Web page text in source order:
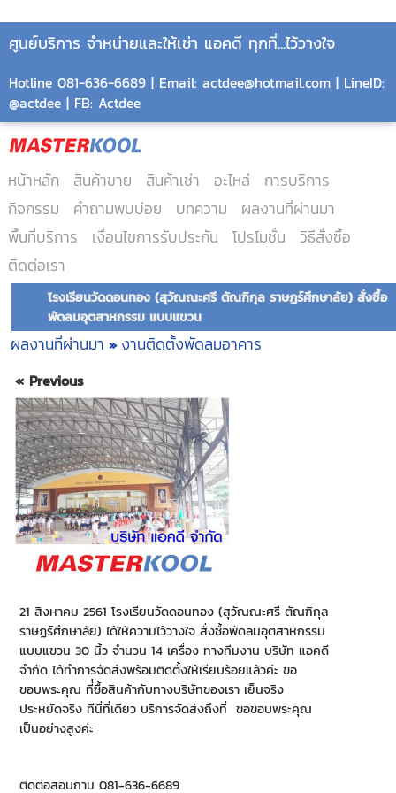
ศูนย์บริการ จำหน่ายและให้เช่า แอคดี ทุกที่...ไว้วางใจ
Hotline 081-636-6689 | Email: actdee@hotmail.com | LineID:
@actdee | FB: Actdee
หน้าหลัก สินค้าขาย สินค้าเช่า อะไหล่
การบริการ
กิจกรรม
คำถามพบบ่อย บทความ
ผลงานที่ผ่านมา
พื้นที่บริการ
เงื่อนไขการรับประกัน โปรโมชั่น
วิธีสั่งซื้อ
ติดต่อเรา
โรงเรียนวัดดอนทอง (สุวัณณะศรี ตัณฑิกุล ราษฏร์ศึกษาลัย) สั่งซื้อ
พัดลมอุตสาหกรรม แบบแขวน
ผลงานที่ผ่านมา » งานติดตั้งพัดลมอาคาร
« Previous
21 สิงหาคม 2561 โรงเรียนวัดดอนทอง (สุวัณณะศรี ตัณฑิกุล
ราษฏร์ศึกษาลัย) ได้ให้ความไว้วางใจ สั่งซื้อพัดลมอุตสาหกรรม
แบบแขวน 30 นิ้ว จำนวน 14 เครื่อง ทางทีมงาน บริษัท แอคดี
จำกัด ได้ทำการจัดส่งพร้อมติดตั้งให้เรียบร้อยแล้วค่ะ ขอ
ขอบพระคุณ ที่่ซื้อสินค้ากับทางบริษัทของเรา เย็นจริง
ประหยัดจริง ทีนี่ที่เดียว บริการจัดส่งถึงที่ ขอขอบพระคุณ
เป็นอย่างสูงค่ะ
ติดต่อสอบถาม 081-636-6689